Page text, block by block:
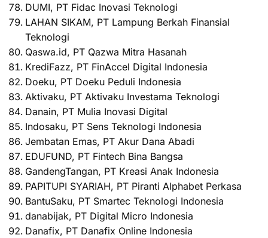
DUMI, PT Fidac Inovasi Teknologi
LAHAN SIKAM, PT Lampung Berkah Finansial
Teknologi
Qaswa.id, PT Qazwa Mitra Hasanah
KrediFazz, PT FinAccel Digital Indonesia
Doeku, PT Doeku Peduli Indonesia
Aktivaku, PT Aktivaku Investama Teknologi
Danain, PT Mulia Inovasi Digital
Indosaku, PT Sens Teknologi Indonesia
Jembatan Emas, PT Akur Dana Abadi
EDUFUND, PT Fintech Bina Bangsa
GandengTangan, PT Kreasi Anak Indonesia
PAPITUPI SYARIAH, PT Piranti Alphabet Perkasa
BantuSaku, PT Smartec Teknologi Indonesia
danabijak, PT Digital Micro Indonesia
Danafix, PT Danafix Online Indonesia